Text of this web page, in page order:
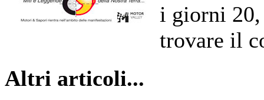
i giorni
trovare il
Altri articoli...